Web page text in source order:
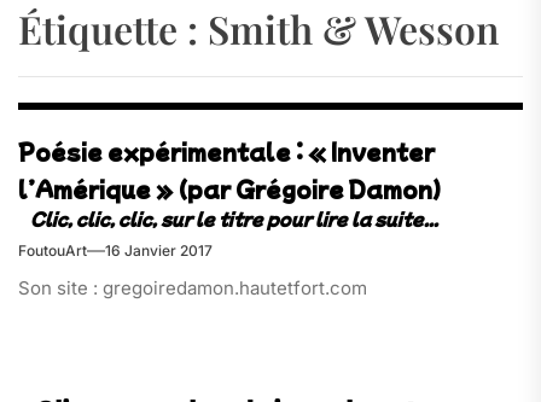
Étiquette : Smith & Wesson
Poésie expérimentale : « Inventer
l’Amérique » (par Grégoire Damon)
FoutouArt 16 Janvier 2017
Son site : gregoiredamon.hautetfort.com